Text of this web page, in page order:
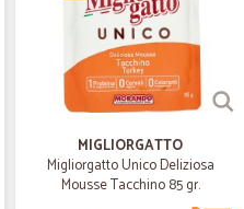
MIGLIORGATTO
Migliorgatto Unico Deliziosa
Mousse Tacchino 85 gr.